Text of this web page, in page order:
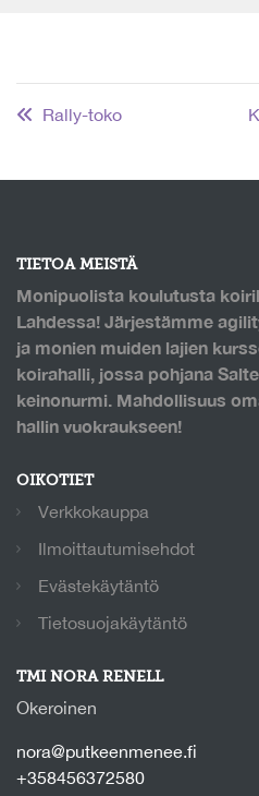
Rally-toko
TIETOA MEISTÄ
Monipuolista koulutusta
Lahdessa! Järjestämme
ja monien muiden lajien
koirahalli, jossa pohjana
keinonurmi. Mahdollisuus
hallin vuokraukseen!
OIKOTIET
Verkkokauppa
Ilmoittautumisehdot
Evästekäytäntö
Tietosuojakäytäntö
TMI NORA RENELL
Okeroinen
nora@putkeenmenee.fi
+358456372580